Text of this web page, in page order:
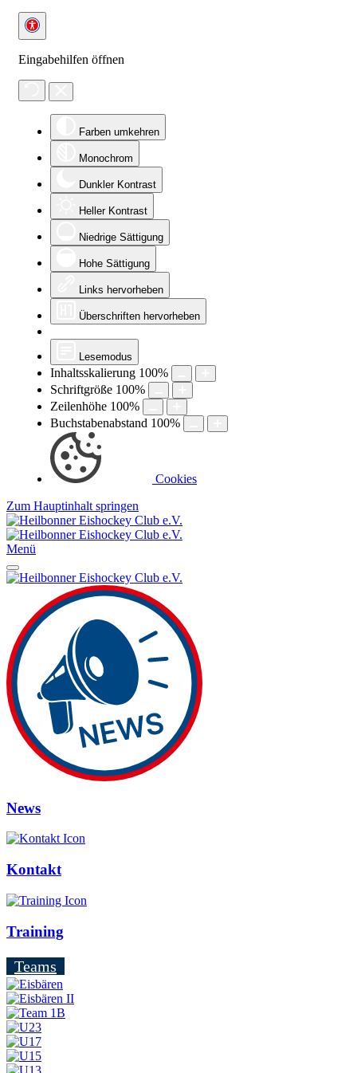
Eingabehilfen öffnen
Farben umkehren
Monochrom
Dunkler Kontrast
Heller Kontrast
Niedrige Sättigung
Hohe Sättigung
Links hervorheben
Überschriften hervorheben
Lesemodus
Inhaltsskalierung 100%
Schriftgröße 100%
Zeilenhöhe 100%
Buchstabenabstand 100%
Cookies
Zum Hauptinhalt springen
Menü
News
Kontakt
Training
Teams